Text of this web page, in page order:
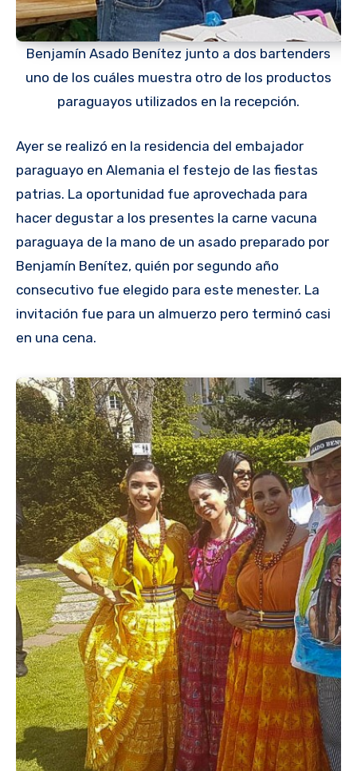
Benjamín Asado Benítez junto a dos bartenders
uno de los cuáles muestra otro de los productos
paraguayos utilizados en la recepción.
Ayer se realizó en la residencia del embajador
paraguayo en Alemania el festejo de las fiestas
patrias. La oportunidad fue aprovechada para
hacer degustar a los presentes la carne vacuna
paraguaya de la mano de un asado preparado por
Benjamín Benítez, quién por segundo año
consecutivo fue elegido para este menester. La
invitación fue para un almuerzo pero terminó casi
en una cena.